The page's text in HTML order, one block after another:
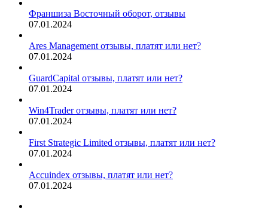
Франшиза Восточный оборот, отзывы
07.01.2024
Ares Management отзывы, платят или нет?
07.01.2024
GuardCapital отзывы, платят или нет?
07.01.2024
Win4Trader отзывы, платят или нет?
07.01.2024
First Strategic Limited отзывы, платят или нет?
07.01.2024
Accuindex отзывы, платят или нет?
07.01.2024